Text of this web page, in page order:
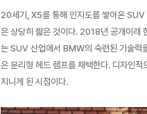
20세기, X5를 통해 인지도를 쌓아온
은 상당히 짧은 것이다. 2018년 공개이래
는 SUV 산업에서 BMW의 숙련된 기술력
은 분리형 헤드 램프를 채택한다. 디자인
지니게 된 시점이다.